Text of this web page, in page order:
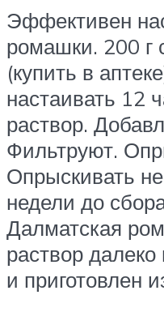
Эффективен
ромашки. 200 г
(купить в
настаивать 12
раствор.
Фильтруют.
Опрыскивать
недели до
Далматская
раствор
и приготовлен